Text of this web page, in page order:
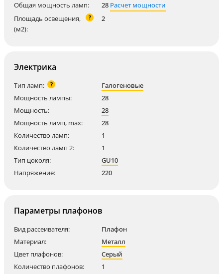
Общая мощность ламп:
28 Расчет мощности
Площадь освещения,
(м2):
? 2
Электрика
Тип ламп: ?
Галогеновые
Мощность лампы:
28
Мощность:
28
Мощность ламп, max:
28
Количество ламп:
1
Количество ламп 2:
1
Тип цоколя:
GU10
Напряжение:
220
Параметры плафонов
Вид рассеивателя:
Плафон
Материал:
Металл
Цвет плафонов:
Серый
Количество плафонов:
1